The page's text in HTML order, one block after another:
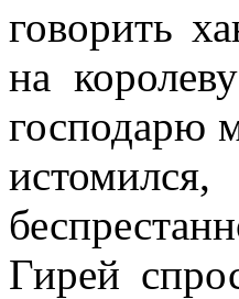
говорить
на
господарю
Гирей